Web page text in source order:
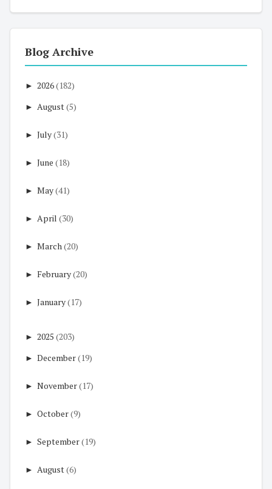
Blog Archive
► 2026(182)
► August(5)
► July(31)
► June (18)
► May(41)
► April (30)
► March(20)
► February(20)
► January(17)
► 2025 (203)
► December(19)
► November(17)
► October(9)
► September(19)
► August(6)